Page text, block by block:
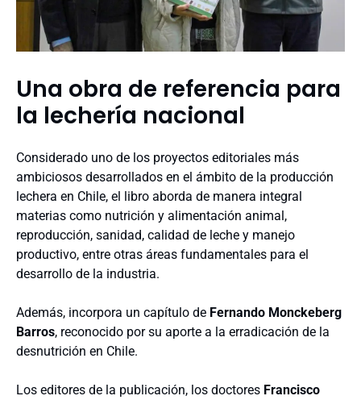
Una obra de referencia para
la lechería nacional
Considerado uno de los proyectos editoriales más
ambiciosos desarrollados en el ámbito de la producción
lechera en Chile, el libro aborda de manera integral
materias como nutrición y alimentación animal,
reproducción, sanidad, calidad de leche y manejo
productivo, entre otras áreas fundamentales para el
desarrollo de la industria.
Además, incorpora un capítulo de Fernando Monckeberg
Barros, reconocido por su aporte a la erradicación de la
desnutrición en Chile.
Los editores de la publicación, los doctores Francisco